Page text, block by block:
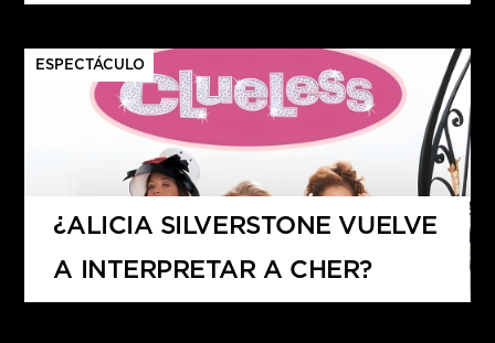
ESPECTÁCULO
¿ALICIA SILVERSTONE VUELVE
A INTERPRETAR A CHER?